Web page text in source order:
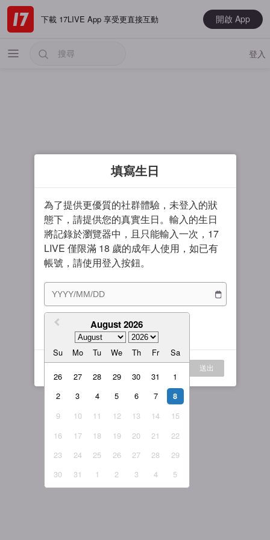
下載 17LIVE App 享受更直接互動 開啟 App
最新
電玩遊戲
大神推薦
男主播
女主播
我的訂閱
繁體中文
繁體中文-香港
日本語
English-US
English-Global
登入
填寫生日
為了提供更優質的社群體驗，未登入的狀
態下，請提供您的真實生日。輸入的生日
將記錄於瀏覽器中，且只能輸入一次，17
LIVE 僅限滿 18 歲的成年人使用，如已有
帳號，請使用登入按鈕。
August 2026
Su Mo Tu We Th Fr Sa
26 27 28 29 30 31
1
2
3 4 5 6 7 8
9 10 11 12 13 14
15
16
17 18 19 20 21
22
23
24 25 26 27 28
29
30
31 1 2 3 4 5
我同意 服務條款與隱私權政策
送出